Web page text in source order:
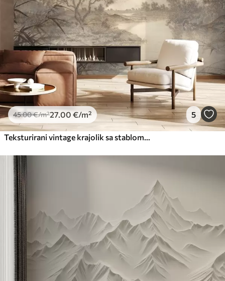
45.00€/m²27 .00 €/m² 5